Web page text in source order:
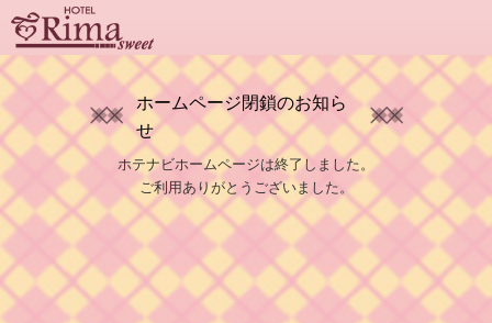
ホームページ閉鎖のお知ら
せ
ホテナビホームページは終了しました。
ご利用ありがとうございました。